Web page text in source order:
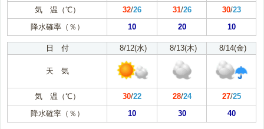
気 温（℃） 32/26 31/26 30/23
降水確率（％）
10 20 10
日 付 8/12(水) 8/13(木) 8/14(金)
天 気
気 温（℃） 30/22 28/24 27/25
降水確率（％）
10 30 40